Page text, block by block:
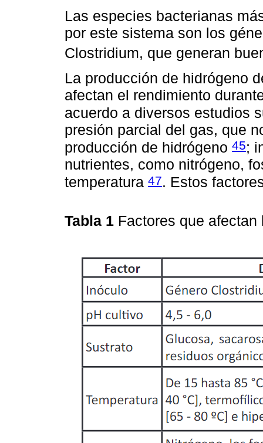
Las especies bacterianas
por este sistema son los
Clostridium, que generan
La producción de hidrógeno
afectan el rendimiento
acuerdo a diversos estudios
presión parcial del gas, que
producción de hidrógeno 45;
nutrientes, como nitrógeno,
temperatura 47. Estos
Tabla 1 Factores que